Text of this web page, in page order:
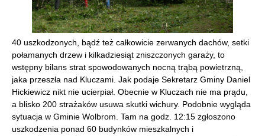
40 uszkodzonych, bądź też całkowicie zerwanych dachów, setki
połamanych drzew i kilkadziesiąt zniszczonych garaży, to
wstępny bilans strat spowodowanych nocną trąbą powietrzną,
jaka przeszła nad Kluczami. Jak podaje Sekretarz Gminy Daniel
Hickiewicz nikt nie ucierpiał. Obecnie w Kluczach nie ma prądu,
a blisko 200 strażaków usuwa skutki wichury. Podobnie wygląda
sytuacja w Gminie Wolbrom. Tam na godz. 12:15 zgłoszono
uszkodzenia ponad 60 budynków mieszkalnych i